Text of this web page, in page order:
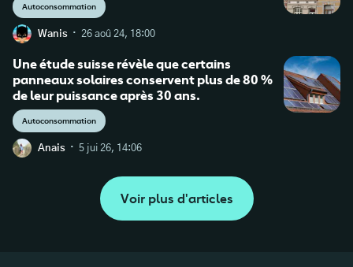
Autoconsommation
Wanis · 26 aoû 24, 18:00
Une étude suisse révèle que certains
panneaux solaires conservent plus de 80 %
de leur puissance après 30 ans.
Autoconsommation
Anais · 5 jui 26, 14:06
Voir plus d'articles